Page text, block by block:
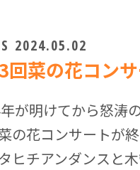
2024.05.02
回菜の花コン
が明けてから怒涛
の花コンサートが
ヒチアンダンスと